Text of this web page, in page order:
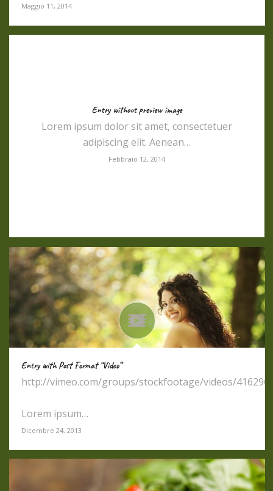
Maggio 11, 2014
Entry without preview image
Lorem ipsum dolor sit amet, consectetuer
adipiscing elit. Aenean…
Febbraio 12, 2014
Entry with Post Format “Video”
http://vimeo.com/groups/stockfootage/videos/
Lorem ipsum…
Dicembre 24, 2013